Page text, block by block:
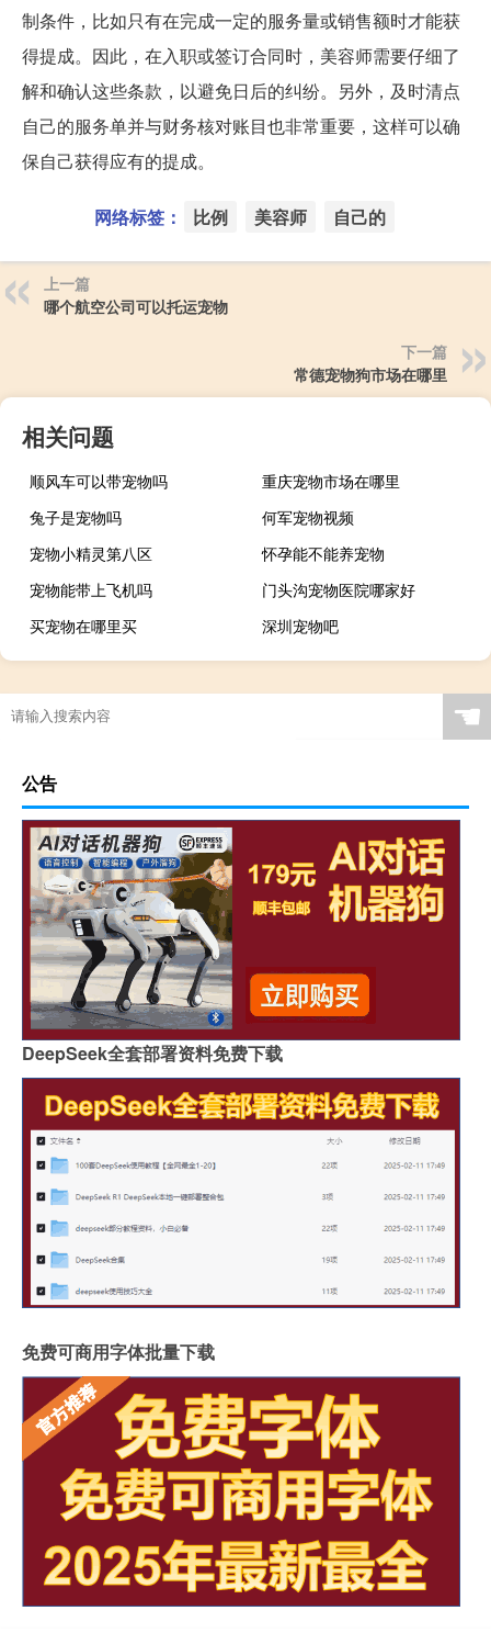
制条件，比如只有在完成一定的服务量或销售额时才能获
得提成。因此，在入职或签订合同时，美容师需要仔细了
解和确认这些条款，以避免日后的纠纷。另外，及时清点
自己的服务单并与财务核对账目也非常重要，这样可以确
保自己获得应有的提成。
网络标签： 比例 美容师 自己的
上一篇
哪个航空公司可以托运宠物
下一篇
常德宠物狗市场在哪里
相关问题
顺风车可以带宠物吗
重庆宠物市场在哪里
兔子是宠物吗
何军宠物视频
宠物小精灵第八区
怀孕能不能养宠物
宠物能带上飞机吗
门头沟宠物医院哪家好
买宠物在哪里买
深圳宠物吧
☚
公告
DeepSeek全套部署资料免费下载
免费可商用字体批量下载